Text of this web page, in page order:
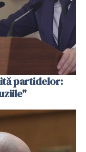
partidelor: